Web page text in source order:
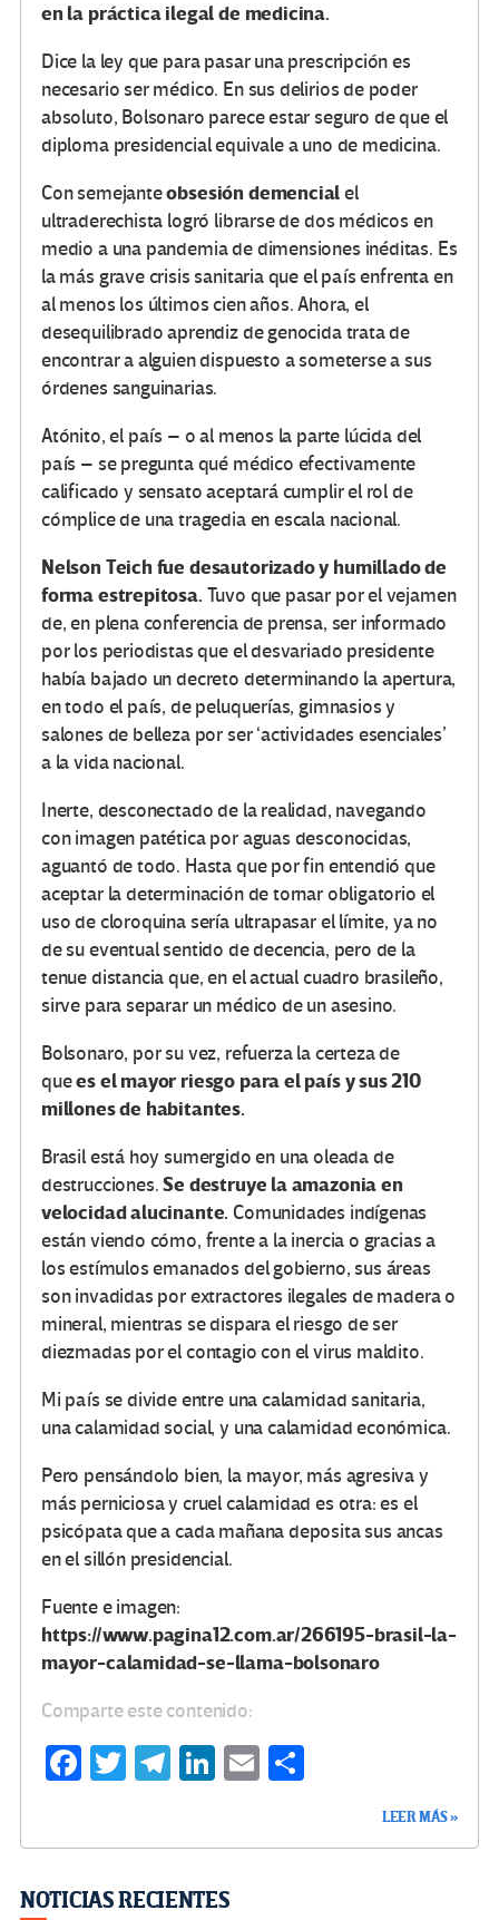
en la práctica ilegal de medicina.
Dice la ley que para pasar una prescripción es
necesario ser médico. En sus delirios de poder
absoluto, Bolsonaro parece estar seguro de que el
diploma presidencial equivale a uno de medicina.
Con semejanteobsesión demencialel
ultraderechista logró librarse de dos médicos en
medio a una pandemia de dimensiones inéditas. Es
la más grave crisis sanitaria que el país enfrenta en
al menos los últimos cien años. Ahora, el
desequilibrado aprendiz de genocida trata de
encontrar a alguien dispuesto a someterse a sus
órdenes sanguinarias.
Atónito, el país – o al menos la parte lúcida del
país – se pregunta qué médico efectivamente
calificado y sensato aceptará cumplir el rol de
cómplice de una tragedia en escala nacional.
Nelson Teich fue desautorizado y humillado de
forma estrepitosa. Tuvo que pasar por el vejamen
de, en plena conferencia de prensa, ser informado
por los periodistas que el desvariado presidente
había bajado un decreto determinando la apertura,
en todo el país, de peluquerías, gimnasios y
salones de belleza por ser ‘actividades esenciales’
a la vida nacional.
Inerte, desconectado de la realidad, navegando
con imagen patética por aguas desconocidas,
aguantó de todo. Hasta que por fin entendió que
aceptar la determinación de tornar obligatorio el
uso de cloroquina sería ultrapasar el límite, ya no
de su eventual sentido de decencia, pero de la
tenue distancia que, en el actual cuadro brasileño,
sirve para separar un médico de un asesino.
Bolsonaro, por su vez, refuerza la certeza de
quees el mayor riesgo para el país y sus 210
millones de habitantes.
Brasil está hoy sumergido en una oleada de
destrucciones.Se destruye la amazonia en
velocidad alucinante. Comunidades indígenas
están viendo cómo, frente a la inercia o gracias a
los estímulos emanados del gobierno, sus áreas
son invadidas por extractores ilegales de madera o
mineral, mientras se dispara el riesgo de ser
diezmadas por el contagio con el virus maldito.
Mi país se divide entre una calamidad sanitaria,
una calamidad social, y una calamidad económica.
Pero pensándolo bien, la mayor, más agresiva y
más perniciosa y cruel calamidad es otra: es el
psicópata que a cada mañana deposita sus ancas
en el sillón presidencial.
Fuente e imagen:
https://www.pagina12.com.ar/266195-brasil-la-
mayor-calamidad-se-llama-bolsonaro
Comparte este contenido:
Fa
o
T
Te
m
Li
n
E
LEER MÁS »
NOTICIAS RECIENTES